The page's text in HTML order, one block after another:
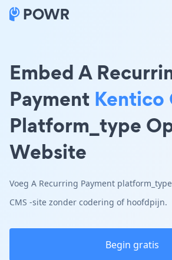
Embed A
Payment Kentico
Platform_type
Website
Voeg A Recurring Payment
CMS -site zonder codering of hoofdpijn.
Begin gratis